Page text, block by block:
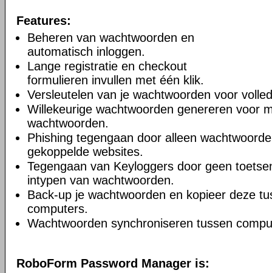
Features:
Beheren van wachtwoorden en
automatisch inloggen.
Lange registratie en checkout
formulieren invullen met één klik.
Versleutelen van je wachtwoorden voor
Willekeurige wachtwoorden genereren voor
wachtwoorden.
Phishing tegengaan door alleen
gekoppelde websites.
Tegengaan van Keyloggers door geen
intypen van wachtwoorden.
Back-up je wachtwoorden en kopieer deze
computers.
Wachtwoorden synchroniseren tussen
RoboForm Password Manager is: